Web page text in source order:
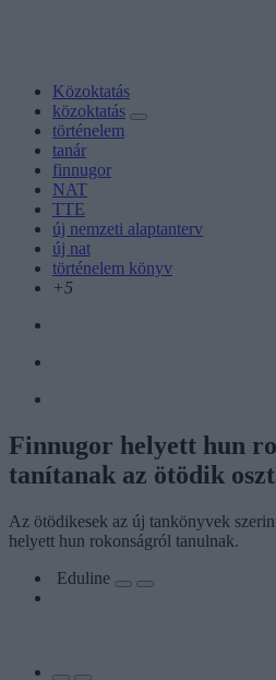
Közoktatás
közoktatás
történelem
tanár
finnugor
NAT
TTE
új nemzeti alaptanterv
új nat
történelem könyv
+5
Finnugor helyett hun
tanítanak az ötödik
Az ötödikesek az új tankönyvek
helyett hun rokonságról tanulnak.
Eduline